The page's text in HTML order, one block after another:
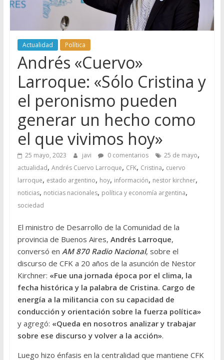
Actualidad Política
Andrés «Cuervo»
Larroque: «Sólo Cristina y
el peronismo pueden
generar un hecho como
el que vivimos hoy»
25 mayo, 2023 javi 0 comentarios 25 de mayo,
actualidad, Andrés Cuervo Larroque, CFK, Cristina, cuervo
larroque, estado argentino, hoy, información, nestor kirchner,
noticias, noticias nacionales, política y economía argentina,
sociedad
El ministro de Desarrollo de la Comunidad de la
provincia de Buenos Aires, Andrés Larroque,
conversó en AM 870 Radio Nacional, sobre el
discurso de CFK a 20 años de la asunción de Nestor
Kirchner: «Fue una jornada época por el clima, la
fecha histórica y la palabra de Cristina. Cargo de
energía a la militancia con su capacidad de
conducción y orientación sobre la fuerza política»
y agregó: «Queda en nosotros analizar y trabajar
sobre ese discurso y volver a la acción».
Luego hizo énfasis en la centralidad que mantiene CFK